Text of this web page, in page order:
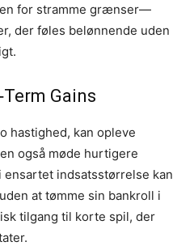
for stramme grænser—
der føles belønnende uden
Gains
hastighed, kan opleve
også møde hurtigere
ensartet indsatsstørrelse kan
at tømme sin bankroll i
tilgang til korte spil, der